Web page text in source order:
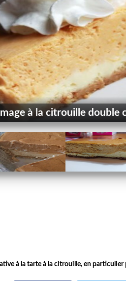
à la citrouille double
à la tarte à la citrouille, en